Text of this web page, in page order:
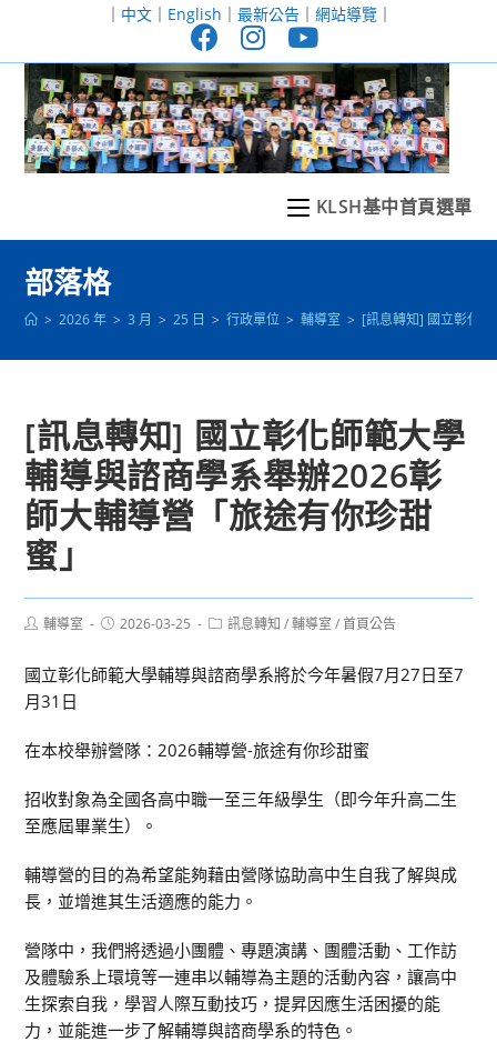
至
｜ 中文｜ English ｜ 最新公告｜ 網站導覽｜
KLSH基中首頁選單
部落格
> 2026 年 > 3 月 > 25 日 > 行政單位 > 輔導室 > [訊息轉知] 國立彰化
[訊息轉知] 國立彰化師範大學
輔導與諮商學系舉辦2026彰
師大輔導營「旅途有你珍甜
蜜」
Post輔導室
Post2026-03-25
Post訊息轉知 / 輔導室 / 首頁公告
國立彰化師範大學輔導與諮商學系將於今年暑假7月27日至7
月31日
在本校舉辦營隊：2026輔導營-旅途有你珍甜蜜
招收對象為全國各高中職一至三年級學生（即今年升高二生
至應屆畢業生）。
輔導營的目的為希望能夠藉由營隊協助高中生自我了解與成
長，並增進其生活適應的能力。
營隊中，我們將透過小團體、專題演講、團體活動、工作訪
及體驗系上環境等一連串以輔導為主題的活動內容，讓高中
生探索自我，學習人際互動技巧，提昇因應生活困擾的能
力，並能進一步了解輔導與諮商學系的特色。